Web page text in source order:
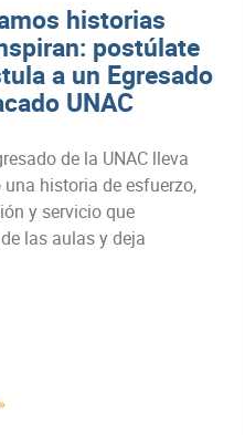
historias
postúlate
a un Egresado
UNAC
de la UNAC lleva
historia de esfuerzo,
y servicio que
las aulas y deja